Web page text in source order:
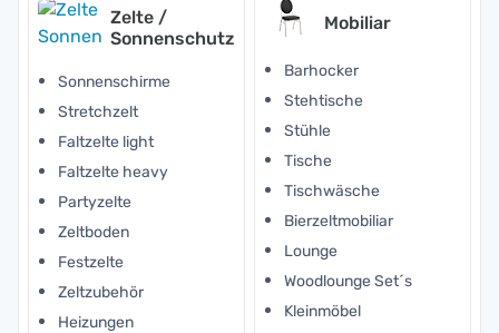
Zelte /
Sonnenschutz
Sonnenschirme
Stretchzelt
Faltzelte light
Faltzelte heavy
Partyzelte
Zeltboden
Festzelte
Zeltzubehör
Heizungen
Mobiliar
Barhocker
Stehtische
Stühle
Tische
Tischwäsche
Bierzeltmobiliar
Lounge
Woodlounge Set´s
Kleinmöbel